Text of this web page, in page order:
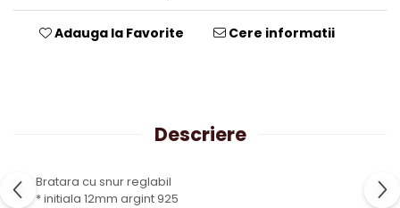
Adauga la Favorite Cere informatii
Descriere
Bratara cu snur reglabil
* initiala 12mm argint 925